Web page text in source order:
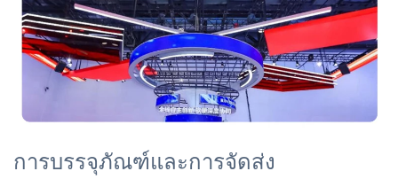
การบรรจุภัณฑ์และการจัดส่ง